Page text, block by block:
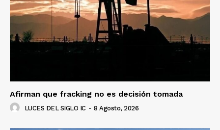
Afirman que fracking no es decisión tomada
LUCES DEL SIGLO IC - 8 Agosto, 2026